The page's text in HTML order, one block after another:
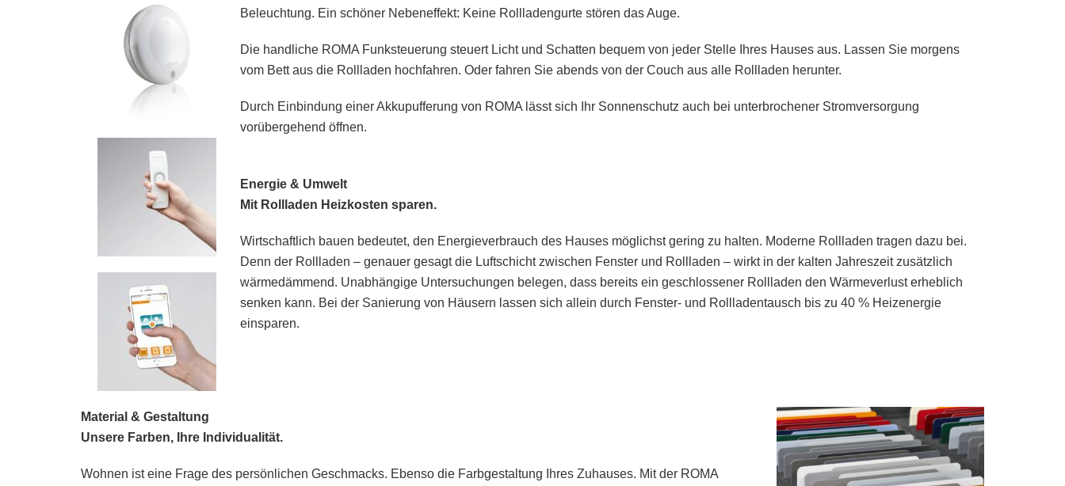
Beleuchtung. Ein schöner Nebeneffekt: Keine Rollladengurte stören das Auge.
Die handliche ROMA Funksteuerung steuert Licht und Schatten bequem von jeder Stelle Ihres Hauses aus. Lassen Sie morgens
vom Bett aus die Rollladen hochfahren. Oder fahren Sie abends von der Couch aus alle Rollladen herunter.
Durch Einbindung einer Akkupufferung von ROMA lässt sich Ihr Sonnenschutz auch bei unterbrochener Stromversorgung
vorübergehend öffnen.
Energie & Umwelt
Mit Rollladen Heizkosten sparen.
Wirtschaftlich bauen bedeutet, den Energieverbrauch des Hauses möglichst gering zu halten. Moderne Rollladen tragen dazu bei.
Denn der Rollladen – genauer gesagt die Luftschicht zwischen Fenster und Rollladen – wirkt in der kalten Jahreszeit zusätzlich
wärmedämmend. Unabhängige Untersuchungen belegen, dass bereits ein geschlossener Rollladen den Wärmeverlust erheblich
senken kann. Bei der Sanierung von Häusern lassen sich allein durch Fenster- und Rollladentausch bis zu 40 % Heizenergie
einsparen.
Material & Gestaltung
Unsere Farben, Ihre Individualität.
Wohnen ist eine Frage des persönlichen Geschmacks. Ebenso die Farbgestaltung Ihres Zuhauses. Mit der ROMA